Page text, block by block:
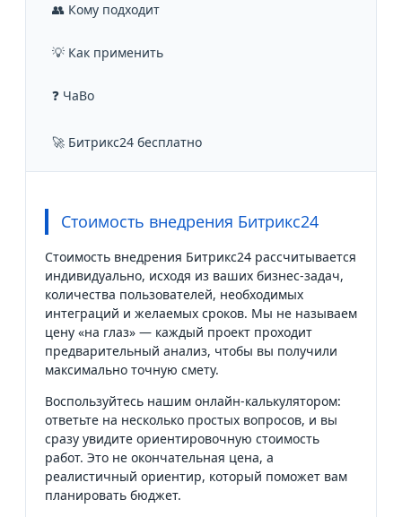
👥 Кому подходит
💡 Как применить
❓ ЧаВо
🚀 Битрикс24 бесплатно
Стоимость внедрения Битрикс24
Стоимость внедрения Битрикс24 рассчитывается
индивидуально, исходя из ваших бизнес-задач,
количества пользователей, необходимых
интеграций и желаемых сроков. Мы не называем
цену «на глаз» — каждый проект проходит
предварительный анализ, чтобы вы получили
максимально точную смету.
Воспользуйтесь нашим онлайн-калькулятором:
ответьте на несколько простых вопросов, и вы
сразу увидите ориентировочную стоимость
работ. Это не окончательная цена, а
реалистичный ориентир, который поможет вам
планировать бюджет.